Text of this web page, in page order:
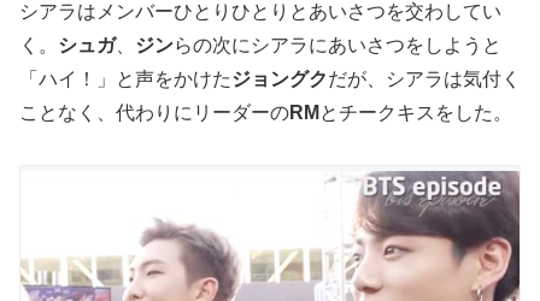
シアラはメンバーひとりひとりとあいさつを交わしてい
く。 シュガ、 ジンらの次にシアラにあいさつをしようと
「ハイ！」と声をかけたジョングクだが、シアラは気付く
ことなく、代わりにリーダーのRM とチークキスをした。